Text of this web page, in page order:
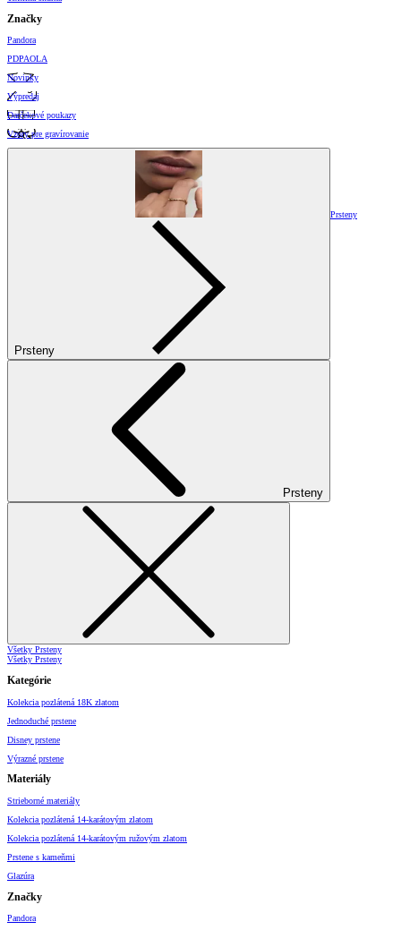
Značky
Pandora
PDPAOLA
Novinky
Výpredaj
Darčekové poukazy
Vzory pre gravírovanie
Prsteny
Prsteny
Prsteny
Všetky Prsteny
Všetky Prsteny
Kategórie
Kolekcia pozlátená 18K zlatom
Jednoduché prstene
Disney prstene
Výrazné prstene
Materiály
Strieborné materiály
Kolekcia pozlátená 14-karátovým zlatom
Kolekcia pozlátená 14-karátovým ružovým zlatom
Prstene s kameňmi
Glazúra
Značky
Pandora